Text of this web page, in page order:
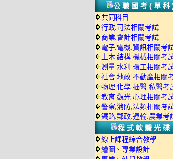
公職國考(單
共同科目
行政.司法相關考試
商業.會計相關考試
電子.電機.資訊相關考
土木.結構.機械相關考
測量.水利.環工相關考
社會.地政.不動產相關
物理.化學.插醫.私醫考
教育.觀光.心理相關考
警察,消防,法類相關考
鐵路.郵政.運輸.農業考
程式軟體光碟
線上課程綜合教學
繪圖、專業設計